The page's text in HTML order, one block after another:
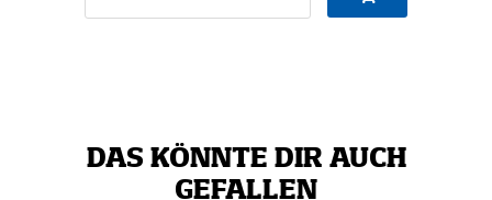
DAS KÖNNTE DIR AUCH
GEFALLEN